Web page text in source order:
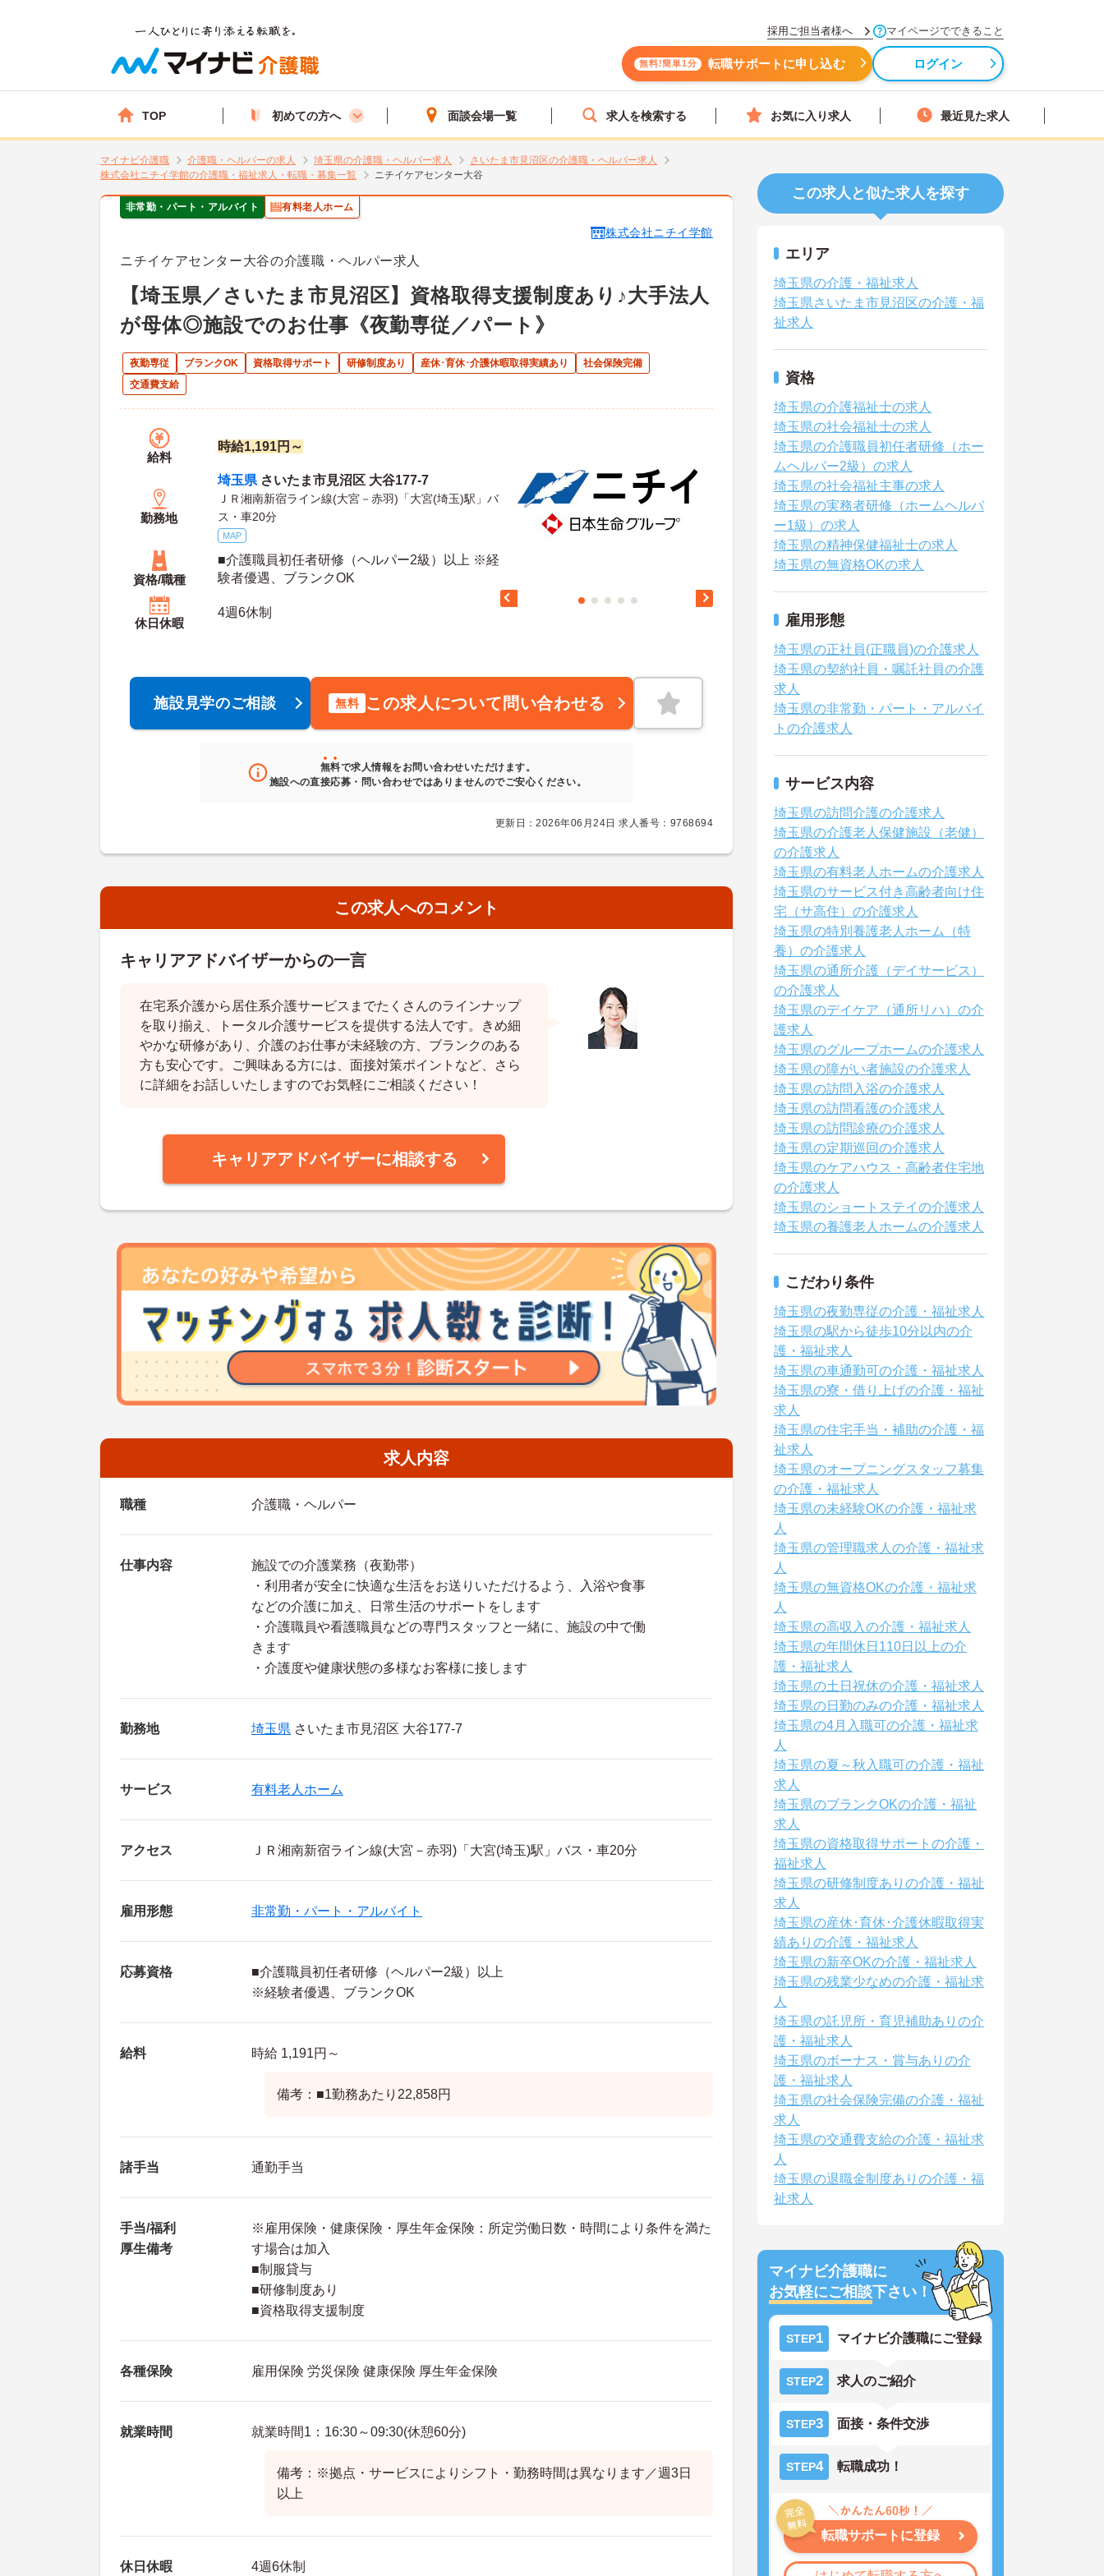
採用ご担当者様へ マイページでできること
無料!簡単1分 転職サポートに申し込む ログイン
TOP 初めての方へ 面談会場一覧 求人を検索する お気に入り求人 最近見た求人
マイナビ介護職 介護職・ヘルパーの求人 埼玉県の介護職・ヘルパー求人
さいたま市見沼区の介護職・ヘルパー求人
株式会社ニチイ学館の介護職・福祉求人・転職・募集一覧
ニチイケアセンター大谷
非常勤・パート・アルバイト 有料老人ホーム
株式会社ニチイ学館
ニチイケアセンター大谷の介護職・ヘルパー求人
【埼玉県／さいたま市見沼区】資格取得支援制度あり♪大手法人
が母体◎施設でのお仕事《夜勤専従／パート》
夜勤専従 ブランクOK 資格取得サポート 研修制度あり 産休･育休･介護休暇取得実績あり
社会保険完備
交通費支給
給料
時給1,191円～
勤務地
埼玉県 さいたま市見沼区 大谷177-7
ＪＲ湘南新宿ライン線(大宮－赤羽)「大宮(埼玉)駅」バ
ス・車20分
MAP
資格/職種
■介護職員初任者研修（ヘルパー2級）以上 ※経
験者優遇、ブランクOK
休日休暇
4週6休制
施設見学のご相談 無料 この求人について問い合わせる
無料で求人情報をお問い合わせいただけます。
施設への直接応募・問い合わせではありませんのでご安心ください。
更新日：2026年06月24日 求人番号：9768694
この求人へのコメント
キャリアアドバイザーからの一言
在宅系介護から居住系介護サービスまでたくさんのラインナップ
を取り揃え、トータル介護サービスを提供する法人です。きめ細
やかな研修があり、介護のお仕事が未経験の方、ブランクのある
方も安心です。ご興味ある方には、面接対策ポイントなど、さら
に詳細をお話しいたしますのでお気軽にご相談ください！
キャリアアドバイザーに相談する
求人内容
職種 介護職・ヘルパー
仕事内容
施設での介護業務（夜勤帯）
・利用者が安全に快適な生活をお送りいただけるよう、入浴や食事
などの介護に加え、日常生活のサポートをします
・介護職員や看護職員などの専門スタッフと一緒に、施設の中で働
きます
・介護度や健康状態の多様なお客様に接します
勤務地 埼玉県 さいたま市見沼区 大谷177-7
サービス 有料老人ホーム
アクセス ＪＲ湘南新宿ライン線(大宮－赤羽)「大宮(埼玉)駅」バス・車20分
雇用形態 非常勤・パート・アルバイト
応募資格
■介護職員初任者研修（ヘルパー2級）以上
※経験者優遇、ブランクOK
給料 時給 1,191円～
備考：■1勤務あたり22,858円
諸手当 通勤手当
手当/福利
厚生備考
※雇用保険・健康保険・厚生年金保険：所定労働日数・時間により条件を満た
す場合は加入
■制服貸与
■研修制度あり
■資格取得支援制度
各種保険 雇用保険 労災保険 健康保険 厚生年金保険
就業時間 就業時間1：16:30～09:30(休憩60分)
備考：※拠点・サービスによりシフト・勤務時間は異なります／週3日
以上
休日休暇 4週6休制
この求人と似た求人を探す
エリア
埼玉県の介護・福祉求人
埼玉県さいたま市見沼区の介護・福
祉求人
資格
埼玉県の介護福祉士の求人
埼玉県の社会福祉士の求人
埼玉県の介護職員初任者研修（ホー
ムヘルパー2級）の求人
埼玉県の社会福祉主事の求人
埼玉県の実務者研修（ホームヘルパ
ー1級）の求人
埼玉県の精神保健福祉士の求人
埼玉県の無資格OKの求人
雇用形態
埼玉県の正社員(正職員)の介護求人
埼玉県の契約社員・嘱託社員の介護
求人
埼玉県の非常勤・パート・アルバイ
トの介護求人
サービス内容
埼玉県の訪問介護の介護求人
埼玉県の介護老人保健施設（老健）
の介護求人
埼玉県の有料老人ホームの介護求人
埼玉県のサービス付き高齢者向け住
宅（サ高住）の介護求人
埼玉県の特別養護老人ホーム（特
養）の介護求人
埼玉県の通所介護（デイサービス）
の介護求人
埼玉県のデイケア（通所リハ）の介
護求人
埼玉県のグループホームの介護求人
埼玉県の障がい者施設の介護求人
埼玉県の訪問入浴の介護求人
埼玉県の訪問看護の介護求人
埼玉県の訪問診療の介護求人
埼玉県の定期巡回の介護求人
埼玉県のケアハウス・高齢者住宅地
の介護求人
埼玉県のショートステイの介護求人
埼玉県の養護老人ホームの介護求人
こだわり条件
埼玉県の夜勤専従の介護・福祉求人
埼玉県の駅から徒歩10分以内の介
護・福祉求人
埼玉県の車通勤可の介護・福祉求人
埼玉県の寮・借り上げの介護・福祉
求人
埼玉県の住宅手当・補助の介護・福
祉求人
埼玉県のオープニングスタッフ募集
の介護・福祉求人
埼玉県の未経験OKの介護・福祉求
人
埼玉県の管理職求人の介護・福祉求
人
埼玉県の無資格OKの介護・福祉求
人
埼玉県の高収入の介護・福祉求人
埼玉県の年間休日110日以上の介
護・福祉求人
埼玉県の土日祝休の介護・福祉求人
埼玉県の日勤のみの介護・福祉求人
埼玉県の4月入職可の介護・福祉求
人
埼玉県の夏～秋入職可の介護・福祉
求人
埼玉県のブランクOKの介護・福祉
求人
埼玉県の資格取得サポートの介護・
福祉求人
埼玉県の研修制度ありの介護・福祉
求人
埼玉県の産休･育休･介護休暇取得実
績ありの介護・福祉求人
埼玉県の新卒OKの介護・福祉求人
埼玉県の残業少なめの介護・福祉求
人
埼玉県の託児所・育児補助ありの介
護・福祉求人
埼玉県のボーナス・賞与ありの介
護・福祉求人
埼玉県の社会保険完備の介護・福祉
求人
埼玉県の交通費支給の介護・福祉求
人
埼玉県の退職金制度ありの介護・福
祉求人
マイナビ介護職に
お気軽にご相談下さい！
STEP1 マイナビ介護職にご登録
STEP2 求人のご紹介
STEP3 面接・条件交渉
STEP4 転職成功！
転職サポートに登録